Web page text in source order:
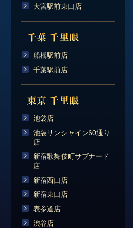
大宮駅前東口店
船橋駅前店
千葉駅前店
池袋店
池袋サンシャイン60通り
店
新宿歌舞伎町サブナード
店
新宿西口店
新宿東口店
表参道店
渋谷店